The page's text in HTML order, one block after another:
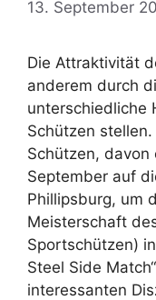
13. September
Die Attraktivität
anderem durch
unterschiedliche
Schützen
Schützen, davon
September auf
Phillipsburg, um
Meisterschaft
Sportschützen)
Steel Side
interessanten